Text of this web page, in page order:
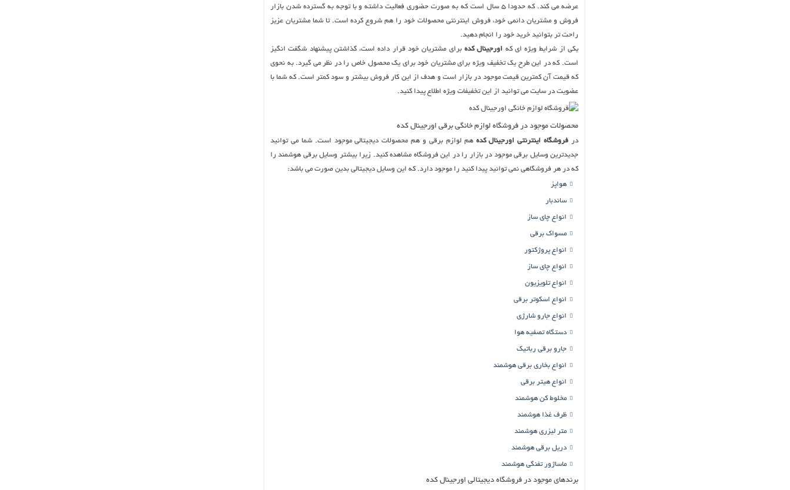
عرضه می کند. که حدودا ۵ سال است که به صورت حضوری فعالیت داشته و با توجه به گسترده شدن بازار
فروش و مشتریان دائمی خود، فروش اینترنتی محصولات خود را هم شروع کرده است. تا شما مشتریان عزیز
راحت تر بتوانید خرید خود را انجام دهید.
یکی از شرایط ویژه ای که اورجینال کده برای مشتریان خود قرار داده است، گذاشتن پیشنهاد شگفت انگیز
است. که در این طرح یک تخفیف ویژه برای مشتریان خود برای یک محصول خاص را در نظر می گیرد. به نحوی
که قیمت آن کمترین قیمت موجود در بازار است و هدف از این کار فروش بیشتر و سود کمتر است. که شما با
عضویت در سایت می توانید از این تخفیفات ویژه اطلاع پیدا کنید.
محصولات موجود در فروشگاه لوازم خانگی برقی اورجینال کده
در فروشگاه اینترنتی اورجینال کده هم لوازم برقی و هم محصولات دیجیتالی موجود است. شما می توانید
جدیدترین وسایل برقی موجود در بازار را در این فروشگاه مشاهده کنید. زیرا بیشتر وسایل برقی هوشمند را
که در هر فروشگاهی نمی توانید پیدا کنید را موجود دارد. که این وسایل دیجیتالی بدین صورت می باشد:
هواپز
ساندبار
انواع چای ساز
مسواک برقی
انواع پروژکتور
انواع چای ساز
انواع تلویزیون
انواع اسکوتر برقی
انواع جارو شارژی
دستگاه تصفیه هوا
جارو برقی رباتیک
انواع بخاری برقی هوشمند
انواع هیتر برقی
مخلوط کن هوشمند
ظرف غذا هوشمند
متر لیزری هوشمند
دریل برقی هوشمند
ماساژور تفنگی هوشمند
برندهای موجود در فروشگاه دیجیتالی اورجینال کده